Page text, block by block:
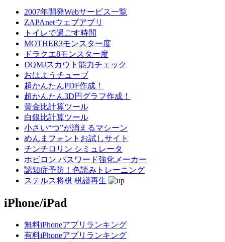
2007年開発Webサービス一覧
ZAPAnetウェブアプリ
トイレで過ごす時間
MOTHER3モンスター度
ドラクエ8モンスター度
DQMJスカウト能力チェック
おはようチューブ
超かんたんPDF作成！
超かんたん3D円グラフ作成！
黄金比計算ツール
白銀比計算ツール
小さい“つ”が消えるマシーン
めんまフォントお試しサイト
チンチロリン シミュレータ
ホビロン パスワード強化メーカー
認知症予防！色読みトレーニング
ステルス将棋 棋譜再生
iPhone/iPad
無料iPhoneアプリランキング
有料iPhoneアプリランキング